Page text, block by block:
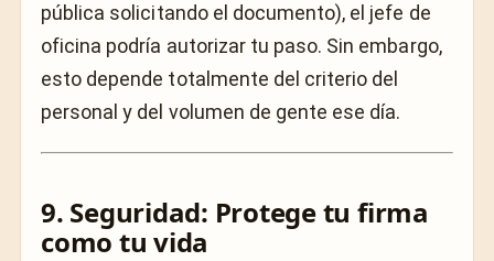
pública solicitando el documento), el jefe de
oficina podría autorizar tu paso. Sin embargo,
esto depende totalmente del criterio del
personal y del volumen de gente ese día.
9. Seguridad: Protege tu firma
como tu vida